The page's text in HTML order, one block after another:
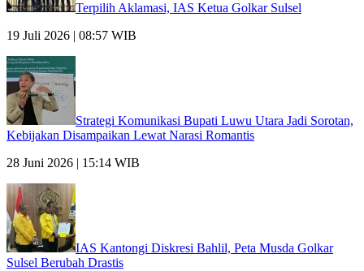
Terpilih Aklamasi, IAS Ketua Golkar Sulsel
19 Juli 2026 | 08:57 WIB
Strategi Komunikasi Bupati Luwu Utara Jadi Sorotan,
Kebijakan Disampaikan Lewat Narasi Romantis
28 Juni 2026 | 15:14 WIB
IAS Kantongi Diskresi Bahlil, Peta Musda Golkar
Sulsel Berubah Drastis